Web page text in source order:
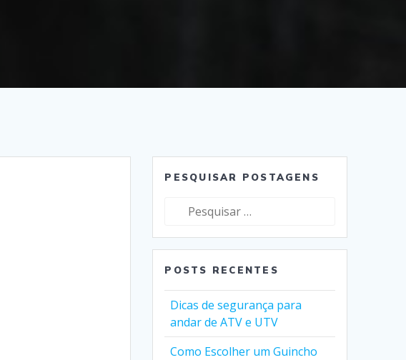
PESQUISAR POSTAGENS
Pesquisar
POSTS RECENTES
Dicas de segurança para
andar de ATV e UTV
Como Escolher um Guincho